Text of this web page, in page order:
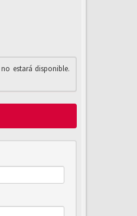
estará disponible.